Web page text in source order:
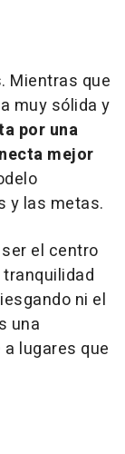
Mientras que
muy sólida y
por una
mejor
y las metas.
el centro
ni el
una
lugares que